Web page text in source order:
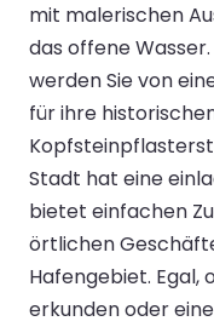
mit malerischen
das offene
werden Sie von
für ihre
Stadt hat eine
bietet einfachen
örtlichen
Hafengebiet. Egal,
erkunden oder